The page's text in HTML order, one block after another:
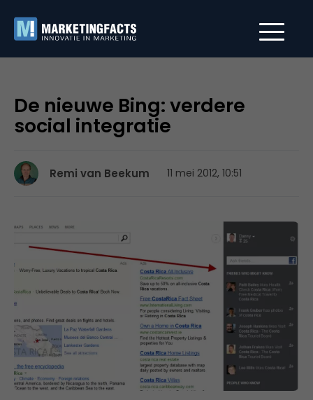
De nieuwe Bing: verdere
social integratie
Remi van Beekum 11 mei 2012, 10:51